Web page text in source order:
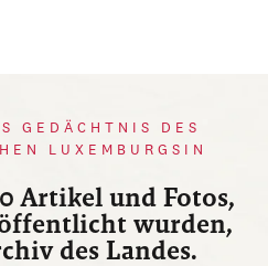
GEDÄCHTNIS DES
LUXEMBURGSIN
Artikel und Fotos,
wurden,
des Landes.